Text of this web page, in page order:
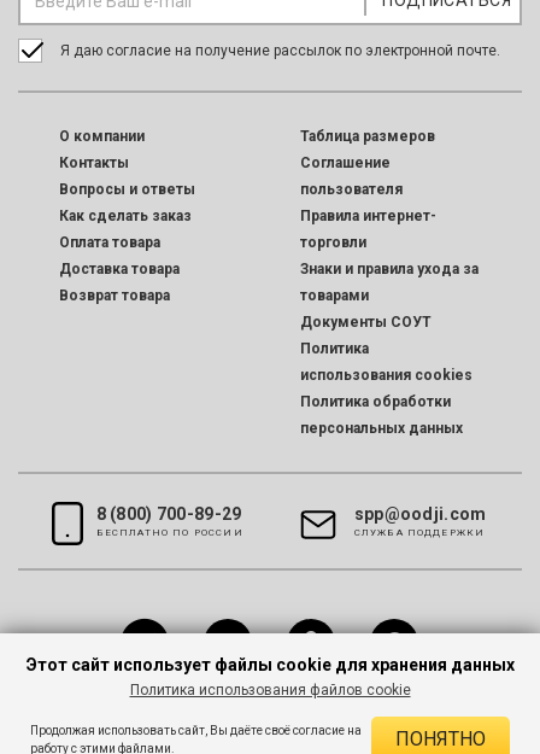
Я даю согласие на получение рассылок по электронной почте.
O компании
Контакты
Вопросы и ответы
Как сделать заказ
Оплата товара
Доставка товара
Возврат товара
Таблица размеров
Соглашение
пользователя
Правила интернет-
торговли
Знаки и правила ухода за
товарами
Документы СОУТ
Политика
использования cookies
Политика обработки
персональных данных
8 (800) 700-89-29
БЕСПЛАТНО ПО РОССИИ
spp@oodji.com
CЛУЖБА ПОДДЕРЖКИ
Этот сайт использует файлы cookie для хранения данных
Политика использования файлов cookie
Продолжая использовать сайт, Вы даёте своё согласие на
работу с этими файлами.
ПОНЯТНО